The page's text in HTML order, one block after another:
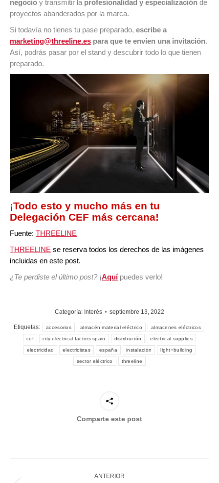
negocio y transmitir la profesionalidad y especialización de
proyectos abanderados por la marca.
Si todavía no tienes tu pase preparado, escribe a
marketing@threeline.es para que te envíen una invitación.
Así, podrás pasar por el stand y descubrir todo lo que tienen
preparado.
¡Todo esto y mucho más en tu
Delegación CEF más cercana!
Fuente: THREELINE
THREELINE se reserva todos los derechos de las imágenes
incluidas en este post.
¿Te perdiste el último post? ¡Aquípuedes verlo!
Categoría: Interés septiembre 13, 2022
Etiquetas: accesorios almacén material eléctrico almacenes eléctricos
cef city electrical factors spain distribución electrical supplies
electricidad electricistas españa instalación light+building
sector eléctrico threeline
Comparte este post
ANTERIOR